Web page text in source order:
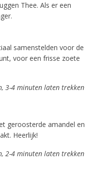
Thee. Als er een
samenstelden voor de
voor een frisse zoete
3-4 minuten laten trekken
geroosterde amandel en
Heerlijk!
2-4 minuten laten trekken